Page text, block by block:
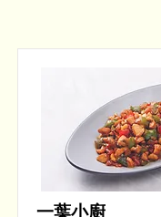
一葉小廚